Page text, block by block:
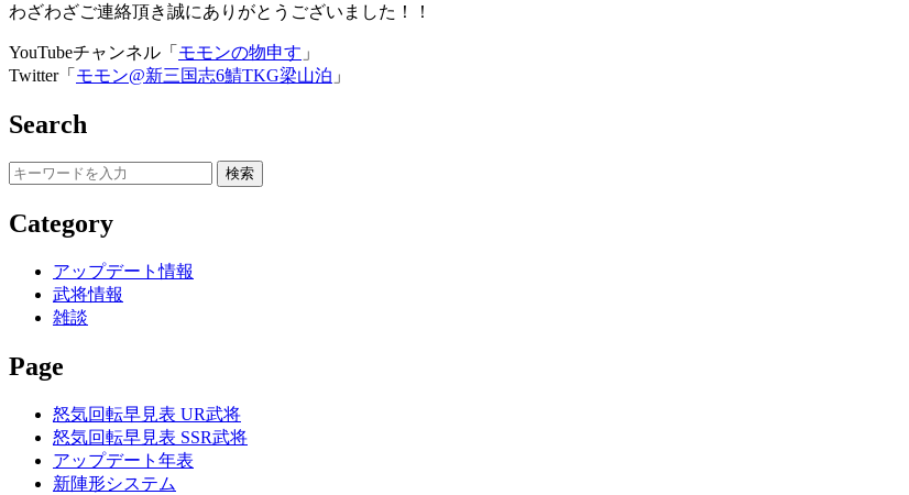
わざわざご連絡頂き誠にありがとうございました！！
YouTubeチャンネル「 モモンの物申す 」
Twitter「 モモン@新三国志6鯖TKG梁山泊 」
Search
Category
アップデート情報
武将情報
雑談
Page
怒気回転早見表 UR武将
怒気回転早見表 SSR武将
アップデート年表
新陣形システム